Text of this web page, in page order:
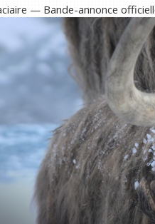
— Bande-annonce